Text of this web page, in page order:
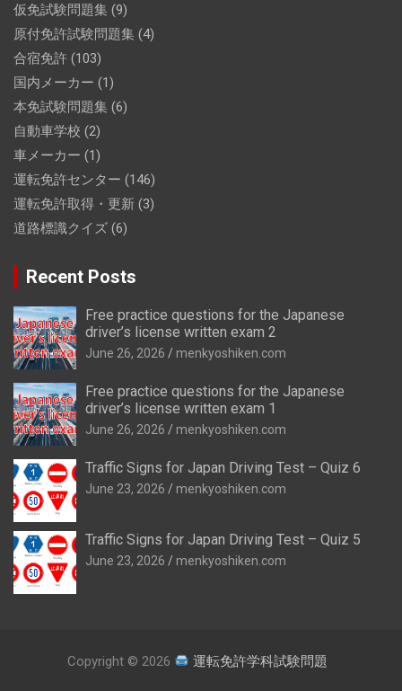
仮免試験問題集 (9)
原付免許試験問題集 (4)
合宿免許 (103)
国内メーカー (1)
本免試験問題集 (6)
自動車学校 (2)
車メーカー (1)
運転免許センター (146)
運転免許取得・更新 (3)
道路標識クイズ (6)
Recent Posts
Free practice questions for the Japanese
driver’s license written exam 2
June 26, 2026 menkyoshiken.com
Free practice questions for the Japanese
driver’s license written exam 1
June 26, 2026 menkyoshiken.com
Traffic Signs for Japan Driving Test – Quiz 6
June 23, 2026 menkyoshiken.com
Traffic Signs for Japan Driving Test – Quiz 5
June 23, 2026 menkyoshiken.com
Copyright © 2026 運転免許学科試験問題